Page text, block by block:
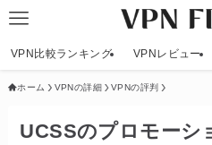
VPN比較ランキング VPNレビュー
ホーム VPNの詳細 VPNの評判
UCSSのプロモーシ